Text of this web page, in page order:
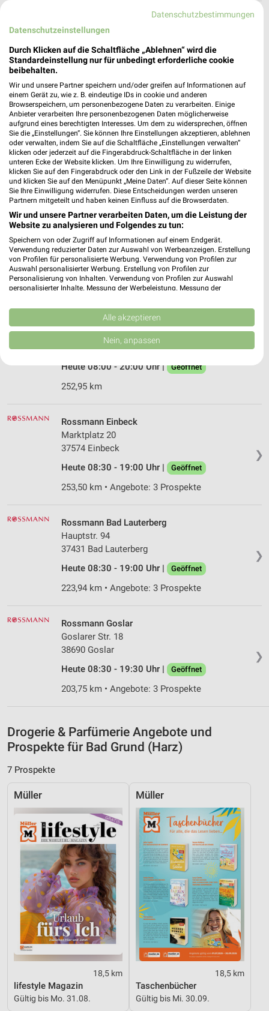
Thornburyplatz 4
31167 Bockenem
Heute 08:00 - 20:00 Uhr | Geöffnet
229,73 km • Angebote: 3 Prospekte
Rossmann Bad Harzburg
Herzog-Wilhelm-Str. 39-41
38667 Bad Harzburg
Heute 08:30 - 19:00 Uhr | Geöffnet
206,45 km • Angebote: 3 Prospekte
dm Bad Harzburg
Ilsenburger Straße 6
38667 Bad Harzburg
Heute 08:00 - 20:00 Uhr | Geöffnet
206,15 km
dm Einbeck
Grimsehlstraße 40a
37574 Einbeck
Heute 08:00 - 20:00 Uhr | Geöffnet
252,95 km
❯
Rossmann Einbeck
Marktplatz 20
37574 Einbeck
Heute 08:30 - 19:00 Uhr |
Geöffnet
253,50 km • Angebote: 3 Prospekte
❯
Rossmann Bad Lauterberg
Hauptstr. 94
37431 Bad Lauterberg
Heute 08:30 - 19:00 Uhr |
Geöffnet
223,94 km • Angebote: 3 Prospekte
❯
Rossmann Goslar
Goslarer Str. 18
38690 Goslar
Heute 08:30 - 19:30 Uhr |
Geöffnet
203,75 km • Angebote: 3 Prospekte
Drogerie & Parfümerie Angebote und
Prospekte für Bad Grund (Harz)
7 Prospekte
Müller
18,5 km
lifestyle Magazin
Gültig bis Mo. 31.08.
Müller
18,5 km
Taschenbücher
Gültig bis Mi. 30.09.
Datenschutzbestimmungen
Datenschutzeinstellungen
Durch Klicken auf die Schaltfläche „Ablehnen“ wird die
Standardeinstellung nur für unbedingt erforderliche cookie
beibehalten.
Wir und unsere Partner speichern und/oder greifen auf Informationen auf
einem Gerät zu, wie z. B. eindeutige IDs in cookie und anderen
Browserspeichern, um personenbezogene Daten zu verarbeiten. Einige
Anbieter verarbeiten Ihre personenbezogenen Daten möglicherweise
aufgrund eines berechtigten Interesses. Um dem zu widersprechen, öffnen
Sie die „Einstellungen“. Sie können Ihre Einstellungen akzeptieren, ablehnen
oder verwalten, indem Sie auf die Schaltfläche „Einstellungen verwalten“
klicken oder jederzeit auf die Fingerabdruck-Schaltfläche in der linken
unteren Ecke der Website klicken. Um Ihre Einwilligung zu widerrufen,
klicken Sie auf den Fingerabdruck oder den Link in der Fußzeile der Website
und klicken Sie auf den Menüpunkt „Meine Daten“. Auf dieser Seite können
Sie Ihre Einwilligung widerrufen. Diese Entscheidungen werden unseren
Partnern mitgeteilt und haben keinen Einfluss auf die Browserdaten.
Wir und unsere Partner verarbeiten Daten, um die Leistung der
Website zu analysieren und Folgendes zu tun:
Speichern von oder Zugriff auf Informationen auf einem Endgerät.
Verwendung reduzierter Daten zur Auswahl von Werbeanzeigen. Erstellung
von Profilen für personalisierte Werbung. Verwendung von Profilen zur
Auswahl personalisierter Werbung. Erstellung von Profilen zur
Personalisierung von Inhalten. Verwendung von Profilen zur Auswahl
personalisierter Inhalte. Messung der Werbeleistung. Messung der
Kombinationen von Daten aus verschiedenen Quellen. Entwicklung und
Verbesserung der Angebote. Verwendung reduzierter Daten zur Auswahl
von Inhalten.
Daten können außerhalb der Europäischen Union weitergegeben und in die
Website/App.
Partnerliste anzeigen (1 IAB-Anbieter)
IAB-Verarbeitungszwecke:
Speichern von oder Zugriff auf Informationen
auf einem Endgerät
Verwendung reduzierter Daten zur Auswahl von
Verwendung von Profilen zur Auswahl
personalisierter Werbung
Erstellung von Profilen zur Personalisierung
personalisierter Inhalte
Messung der Werbeleistung
Messung der Performance von Inhalten
Analyse von Zielgruppen durch Statistiken oder
Entwicklung und Verbesserung der Angebote
Inhalten
IAB-Besonderheiten:
Verwendung genauer Standortdaten
Geräte anhand von aktiv angeforderten
Informationen identifizieren
Nicht-IAB-Verarbeitungszwecke:
Notwendig
Performance
Funktional
Werbung
Alle akzeptieren
Nein, anpassen